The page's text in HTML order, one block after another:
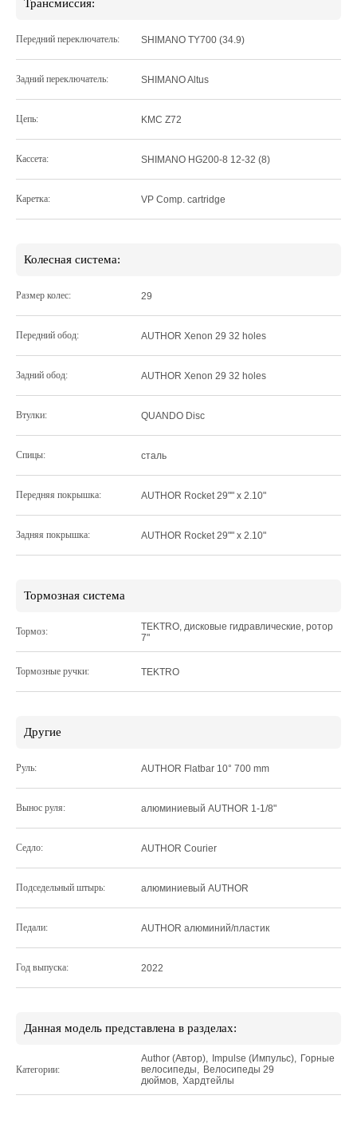
Трансмиссия:
Передний переключатель: SHIMANO TY700 (34.9)
Задний переключатель: SHIMANO Altus
Цепь: KMC Z72
Кассета: SHIMANO HG200-8 12-32 (8)
Каретка: VP Comp. cartridge
Колесная система:
Размер колес: 29
Передний обод: AUTHOR Xenon 29 32 holes
Задний обод: AUTHOR Xenon 29 32 holes
Втулки: QUANDO Disc
Спицы: сталь
Передняя покрышка: AUTHOR Rocket 29"" x 2.10"
Задняя покрышка: AUTHOR Rocket 29"" x 2.10"
Тормозная система
Тормоз:
TEKTRO, дисковые гидравлические, ротор
7"
Тормозные ручки: TEKTRO
Другие
Руль: AUTHOR Flatbar 10° 700 mm
Вынос руля: алюминиевый AUTHOR 1-1/8"
Седло: AUTHOR Courier
Подседельный штырь: алюминиевый AUTHOR
Педали: AUTHOR алюминий/пластик
Год выпуска: 2022
Данная модель представлена в разделах:
Категории:
Author (Автор), Impulse (Импульс), Горные
велосипеды, Велосипеды 29
дюймов, Хардтейлы